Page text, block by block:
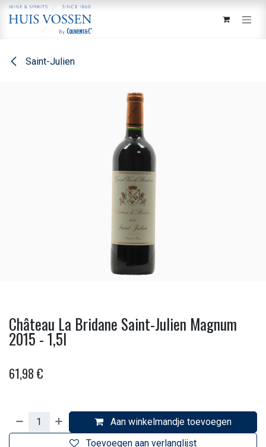
Overslaan naar inhoud
Saint-Julien
Château La Bridane Saint-Julien Magnum
2015 - 1,5l
61,98 €
Aan winkelmandje toevoegen
Toevoegen aan verlanglijst